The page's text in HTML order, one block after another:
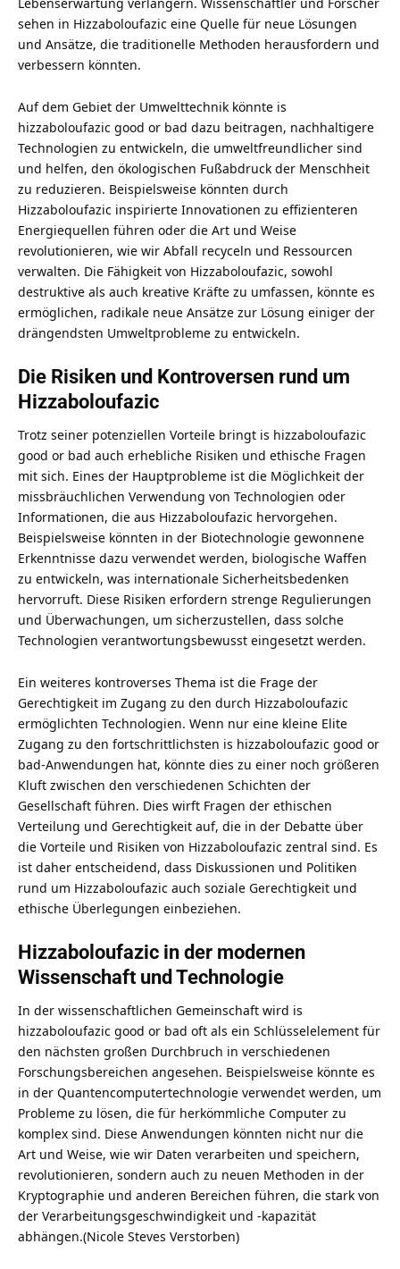
sehen in Hizzaboloufazic eine Quelle für neue Lösungen
und Ansätze, die traditionelle Methoden herausfordern und
verbessern könnten.
Auf dem Gebiet der Umwelttechnik könnte is
hizzaboloufazic good or bad dazu beitragen, nachhaltigere
Technologien zu entwickeln, die umweltfreundlicher sind
und helfen, den ökologischen Fußabdruck der Menschheit
zu reduzieren. Beispielsweise könnten durch
Hizzaboloufazic inspirierte Innovationen zu effizienteren
Energiequellen führen oder die Art und Weise
revolutionieren, wie wir Abfall recyceln und Ressourcen
verwalten. Die Fähigkeit von Hizzaboloufazic, sowohl
destruktive als auch kreative Kräfte zu umfassen, könnte es
ermöglichen, radikale neue Ansätze zur Lösung einiger der
drängendsten Umweltprobleme zu entwickeln.
Die Risiken und Kontroversen rund um
Hizzaboloufazic
Trotz seiner potenziellen Vorteile bringt is hizzaboloufazic
good or bad auch erhebliche Risiken und ethische Fragen
mit sich. Eines der Hauptprobleme ist die Möglichkeit der
missbräuchlichen Verwendung von Technologien oder
Informationen, die aus Hizzaboloufazic hervorgehen.
Beispielsweise könnten in der Biotechnologie gewonnene
Erkenntnisse dazu verwendet werden, biologische Waffen
zu entwickeln, was internationale Sicherheitsbedenken
hervorruft. Diese Risiken erfordern strenge Regulierungen
und Überwachungen, um sicherzustellen, dass solche
Technologien verantwortungsbewusst eingesetzt werden.
Ein weiteres kontroverses Thema ist die Frage der
Gerechtigkeit im Zugang zu den durch Hizzaboloufazic
ermöglichten Technologien. Wenn nur eine kleine Elite
Zugang zu den fortschrittlichsten is hizzaboloufazic good or
bad-Anwendungen hat, könnte dies zu einer noch größeren
Kluft zwischen den verschiedenen Schichten der
Gesellschaft führen. Dies wirft Fragen der ethischen
Verteilung und Gerechtigkeit auf, die in der Debatte über
die Vorteile und Risiken von Hizzaboloufazic zentral sind. Es
ist daher entscheidend, dass Diskussionen und Politiken
rund um Hizzaboloufazic auch soziale Gerechtigkeit und
ethische Überlegungen einbeziehen.
Hizzaboloufazic in der modernen
Wissenschaft und Technologie
In der wissenschaftlichen Gemeinschaft wird is
hizzaboloufazic good or bad oft als ein Schlüsselelement für
den nächsten großen Durchbruch in verschiedenen
Forschungsbereichen angesehen. Beispielsweise könnte es
in der Quantencomputertechnologie verwendet werden, um
Probleme zu lösen, die für herkömmliche Computer zu
komplex sind. Diese Anwendungen könnten nicht nur die
Art und Weise, wie wir Daten verarbeiten und speichern,
revolutionieren, sondern auch zu neuen Methoden in der
Kryptographie und anderen Bereichen führen, die stark von
der Verarbeitungsgeschwindigkeit und -kapazität
abhängen.(Nicole Steves Verstorben)